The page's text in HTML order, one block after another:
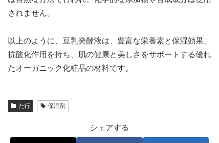
されません。
以上のように、豆乳発酵液は、豊富な栄養素と保湿効果、
抗酸化作用を持ち、肌の健康と美しさをサポートする優れ
たオーガニック化粧品の材料です。
た行 保湿剤
シェアする